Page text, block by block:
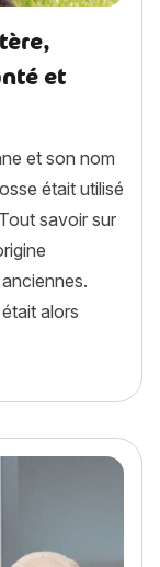
et
et son nom
était utilisé
savoir sur
alors